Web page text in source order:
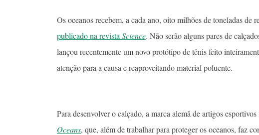
Os oceanos recebem, a cada ano, oito milhões de toneladas de
publicado na revista Science. Não serão alguns pares de
lançou recentemente um novo protótipo de tênis feito
atenção para a causa e reaproveitando material poluente.
Para desenvolver o calçado, a marca alemã de artigos
Oceans, que, além de trabalhar para proteger os oceanos, faz